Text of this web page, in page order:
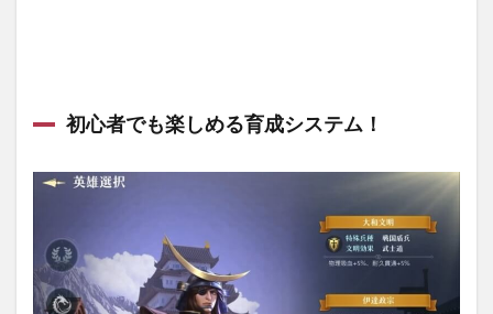
の序
盤の
を解
まず
は文
明を
初心者でも楽しめる育成システム！